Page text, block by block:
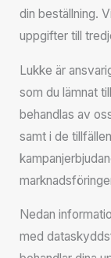
din beställning.
uppgifter till
Lukke är
som du lämnat
behandlas av
samt i de
Nedan
med